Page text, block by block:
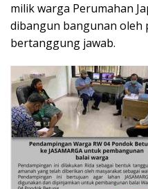
milik warga Perumahan
dibangun bangunan oleh
bertanggung jawab.